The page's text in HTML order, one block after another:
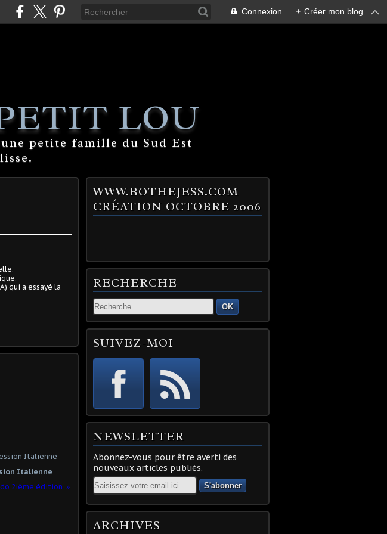
Connexion + Créer mon blog
LOU
petite famille du Sud Est
qui a essayé la
Italienne
2ième édition
WWW.BOTHEJESS.COM
CRÉATION OCTOBRE 2006
RECHERCHE
OK
SUIVEZ-MOI
NEWSLETTER
Abonnez-vous pour être averti des
nouveaux articles publiés.
Email
ARCHIVES